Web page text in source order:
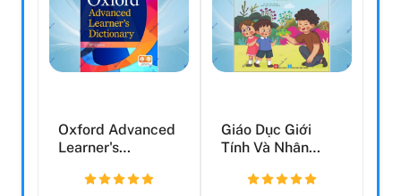
Oxford Advanced
Learner's
Paperback - ...
Giáo Dục Giới
Tính Và Nhân
Bé Trai -...